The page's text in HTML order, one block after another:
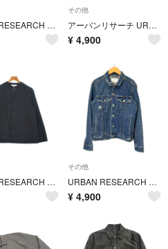
URBAN RESEARCH アーバンリサーチ ジャケット M 黒 【古着】【中古】【送料無料】
その他
アーバンリサーチ URBAN RESEARCH ウール チェスター コート 無地
¥ 4,900
URBAN RESEARCH アーバンリサーチ コート（その他） L 黒 【古着】【中古】【送料無料】
その他
URBAN RESEARCH デニムジャケット Gジャン ダメージ加工 M
¥ 4,900